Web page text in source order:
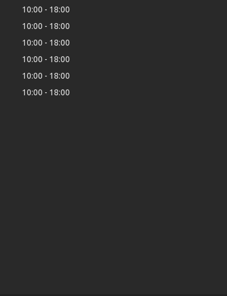
10:00
18:00
10:00
18:00
10:00
18:00
10:00
18:00
10:00
18:00
10:00 18:00